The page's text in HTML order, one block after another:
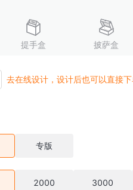
提手盒 披萨盒
去在线设计，设计后也可以直接
专版
2000
3000